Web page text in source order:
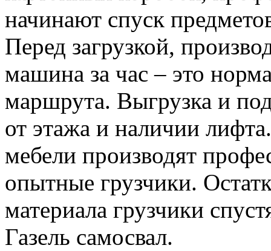
начинают спуск
Перед загрузкой,
машина за час – это
маршрута. Выгрузка и
от этажа и наличии
мебели производят
опытные грузчики.
материала грузчики
Газель самосвал.